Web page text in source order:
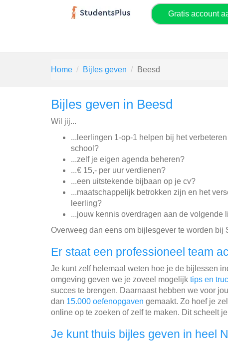
Gratis account
Home Bijles geven Beesd
Bijles geven in Beesd
Wil jij...
...leerlingen 1-op-1 helpen bij het
school?
...zelf je eigen agenda beheren?
...€ 15,- per uur verdienen?
...een uitstekende bijbaan op je cv?
...maatschappelijk betrokken zijn en het
leerling?
...jouw kennis overdragen aan de volgende
Overweeg dan eens om bijlesgever te worden bij
Er staat een professioneel team
Je kunt zelf helemaal weten hoe je de bijlessen
omgeving geven we je zoveel mogelijk tips en
succes te brengen. Daarnaast hebben we voor
dan 15.000 oefenopgaven gemaakt. Zo hoef je
online op te zoeken of zelf te maken. Dit scheelt
Je kunt thuis bijles geven in heel